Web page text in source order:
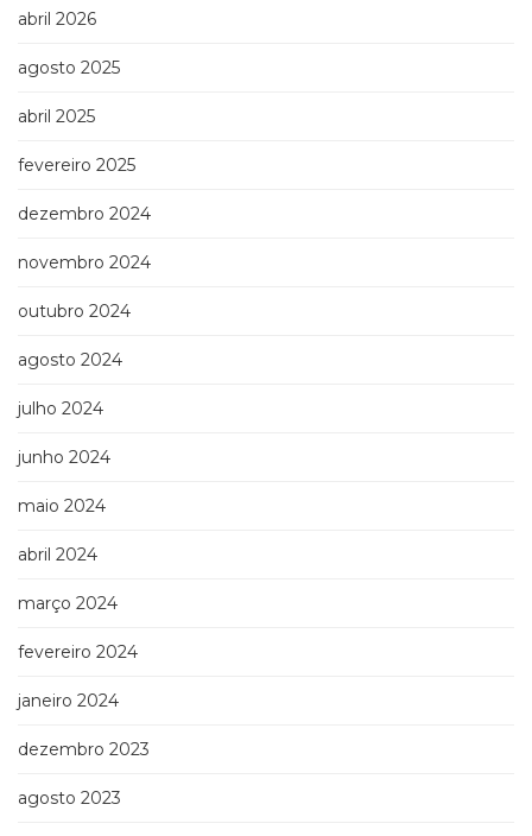
Empresarial
(31)
Espiritualidade,
(63)
(132)
categoria
Televisão
Temas
(30)
Terapia
(21)
e
(65)
(1)
Prática
abril 2026
agosto 2025
abril 2025
fevereiro 2025
dezembro 2024
novembro 2024
outubro 2024
agosto 2024
julho 2024
junho 2024
maio 2024
abril 2024
março 2024
fevereiro 2024
janeiro 2024
dezembro 2023
agosto 2023